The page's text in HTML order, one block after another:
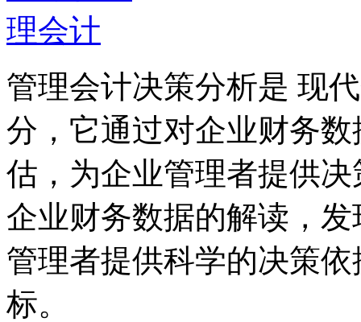
管理会计决策分析是 现
分，它通过对企业财务
估，为企业管理者提供
企业财务数据的解读，
管理者提供科学的决策
标。